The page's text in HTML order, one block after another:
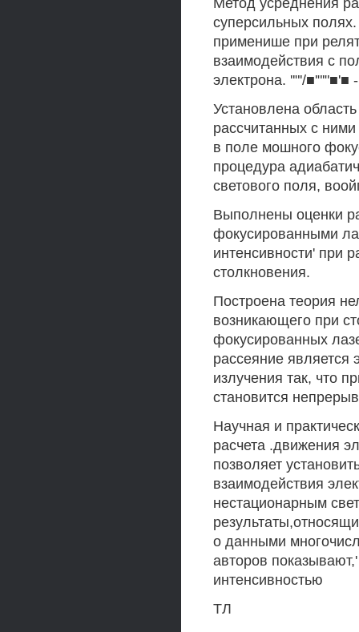
Метод усреднения
суперсильных
применише при
взаимодействия с
электрона. ''"'/■'"'"■'■
Установлена
рассчитанных с
в поле мошного
процедура
светового поля,
Выполнены оценки
фокусированными
интенсивности' при
столкновения.
Построена теория
возникающего при
фокусированных
рассеяние
излучения так, что
становится
Научная и
расчета .движения
позволяет
взаимодействия
нестационарным
о данными
авторов
интенсивностью
ТЛ